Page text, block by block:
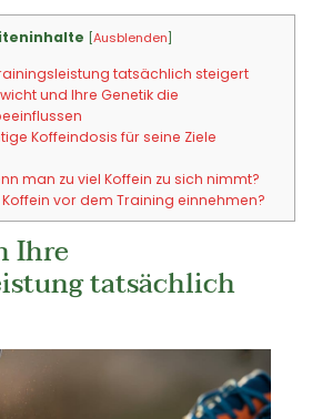
[Ausblenden]
tatsächlich steigert
und Ihre Genetik die
Koffeindosis für seine Ziele
man zu viel Koffein zu sich nimmt?
vor dem Training einnehmen?
Ihre
tatsächlich